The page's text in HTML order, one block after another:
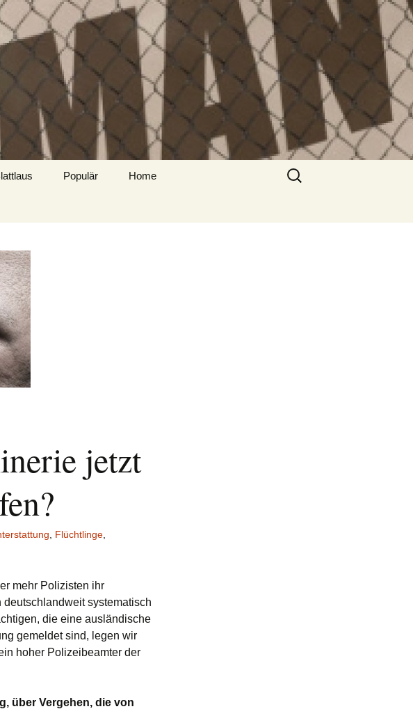
Populär Home
Suche
nach:
jetzt
Flüchtlinge
mehr Polizisten ihr
systematisch
die eine ausländische
gemeldet sind, legen wir
hoher Polizeibeamter der
über Vergehen, die von